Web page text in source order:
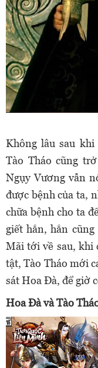
Không lâu sau
Tào Tháo cũng
Ngụy Vươngvẫn
được bệnh của ta,
chữa bệnh cho ta
giết hắn, hắn
Mãi tới về sau, khi
tật, Tào Tháo mới
sát Hoa Đà, để giờ
Hoa Đà và Tào